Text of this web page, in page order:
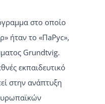
στο οποίο
ήταν το «ПаРус»,
Grundtvig.
εκπαιδευτικό
στην ανάπτυξη